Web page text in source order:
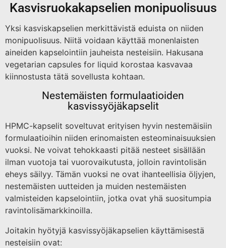
Kasvisruokakapselien monipuolisuus
Yksi kasviskapselien merkittävistä eduista on niiden
monipuolisuus. Niitä voidaan käyttää monenlaisten
aineiden kapselointiin jauheista nesteisiin. Hakusana
vegetarian capsules for liquid korostaa kasvavaa
kiinnostusta tätä sovellusta kohtaan.
Nestemäisten formulaatioiden
kasvissyöjäkapselit
HPMC-kapselit soveltuvat erityisen hyvin nestemäisiin
formulaatioihin niiden erinomaisten esteominaisuuksien
vuoksi. Ne voivat tehokkaasti pitää nesteet sisällään
ilman vuotoja tai vuorovaikutusta, jolloin ravintolisän
eheys säilyy. Tämän vuoksi ne ovat ihanteellisia öljyjen,
nestemäisten uutteiden ja muiden nestemäisten
valmisteiden kapselointiin, jotka ovat yhä suositumpia
ravintolisämarkkinoilla.
Joitakin hyötyjä kasvissyöjäkapselien käyttämisestä
nesteisiin ovat: